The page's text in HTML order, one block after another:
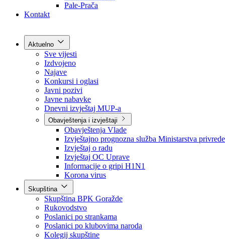
Općine
Kontakt
Aktuelno
Sve vijesti
Izdvojeno
Najave
Konkursi i oglasi
Javni pozivi
Javne nabavke
Dnevni izvještaj MUP-a
Obavještenja i izvještaji
Obavještenja Vlade
Izvještajno prognozna služba Ministarstva privrede
Izvještaj o radu
Izvještaj OC Uprave
Informacije o gripi H1N1
Korona virus
Skupština
Skupština BPK Goražde
Rukovodstvo